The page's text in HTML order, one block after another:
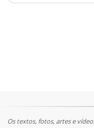
Os textos, fotos, artes e